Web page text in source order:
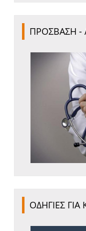
ΠΡΟΣΒΑΣΗ -
ΟΔΗΓΙΕΣ ΓΙΑ